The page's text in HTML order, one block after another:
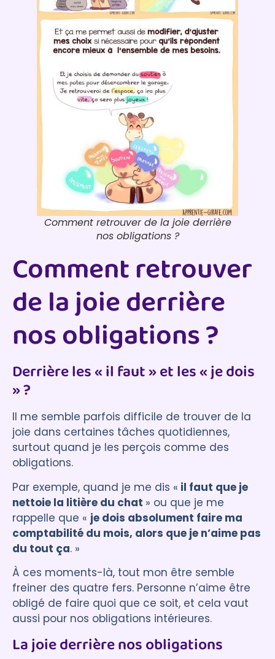
Comment retrouver de la joie derrière
nos obligations ?
Comment retrouver
de la joie derrière
nos obligations ?
Derrière les « il faut » et les « je dois
» ?
Il me semble parfois difficile de trouver de la
joie dans certaines tâches quotidiennes,
surtout quand je les perçois comme des
obligations.
Par exemple, quand je me dis « il faut que je
nettoie la litière du chat » ou que je me
rappelle que « je dois absolument faire ma
comptabilité du mois, alors que je n’aime pas
du tout ça. »
À ces moments-là, tout mon être semble
freiner des quatre fers. Personne n’aime être
obligé de faire quoi que ce soit, et cela vaut
aussi pour nos obligations intérieures.
La joie derrière nos obligations